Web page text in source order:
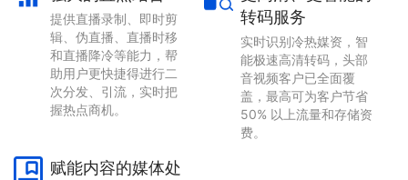
提供直播录制、即时剪
辑、伪直播、直播时移
和直播降冷等能力，帮
助用户更快捷得进行二
次分发、引流，实时把
握热点商机。
转码服务
实时识别冷热媒资，智
能极速高清转码，头部
音视频客户已全面覆
盖，最高可为客户节省
50% 以上流量和存储资
费。
赋能内容的媒体处